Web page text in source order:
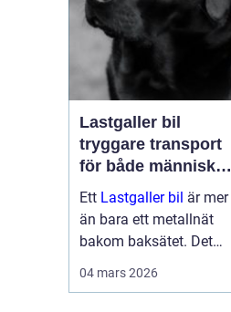
Lastgaller bil
tryggare transport
för både människor
och hundar
Ett Lastgaller bil är mer
än bara ett metallnät
bakom baksätet. Det
04 mars 2026